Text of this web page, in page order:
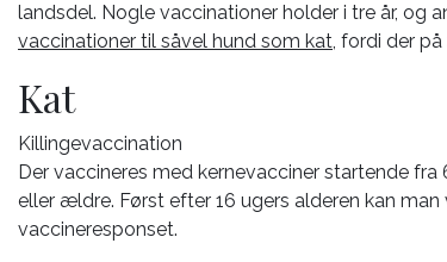
landsdel. Nogle vaccinationer holder i tre år, og
vaccinationer til såvel hund som kat, fordi der
Kat
Killingevaccination
Der vaccineres med kernevacciner startende
eller ældre. Først efter 16 ugers alderen kan
vaccineresponset.